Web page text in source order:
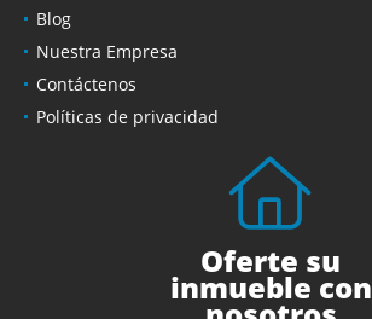
Blog
Nuestra Empresa
Contáctenos
Políticas de privacidad
Oferte su
inmueble con